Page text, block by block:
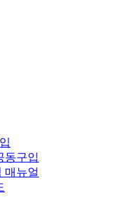
동구입
매뉴얼